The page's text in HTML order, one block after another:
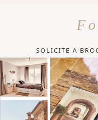
SOLICITE A